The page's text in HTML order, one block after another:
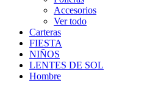
Accesorios
Ver todo
Carteras
FIESTA
NIÑOS
LENTES DE SOL
Hombre